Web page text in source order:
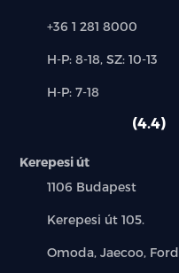
Telefon:
+36 1 281 8000
Új-
használt
H-P: 8-18, SZ: 10-13
Alkatrész,
H-P: 7-18
4.4
Kerepesi út
Település:
1106 Budapest
Cím:
Kerepesi út 105.
Márkák:
Omoda, Jaecoo, Ford